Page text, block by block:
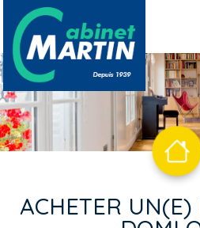
Aller au contenu principal
ACHETER